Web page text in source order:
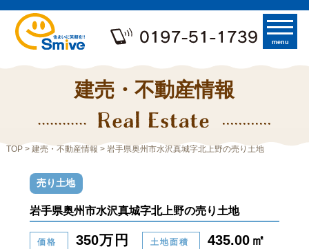
menu
建売・不動産情報
TOP> 建売・不動産情報 > 岩手県奥州市水沢真城字北上野の売り土地
売り土地
岩手県奥州市水沢真城字北上野の売り土地
価格 350万円 土地面積
435.00㎡